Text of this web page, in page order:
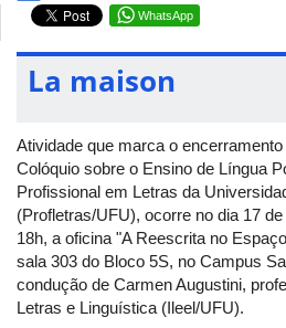
WhatsApp
La maison
Atividade que marca o
Colóquio sobre o Ensino de Língua
Profissional em Letras da
(Profletras/UFU), ocorre no dia 17
18h, a oficina "A Reescrita no
sala 303 do Bloco 5S, no Campus
condução de Carmen Augustini,
Letras e Linguística (Ileel/UFU).